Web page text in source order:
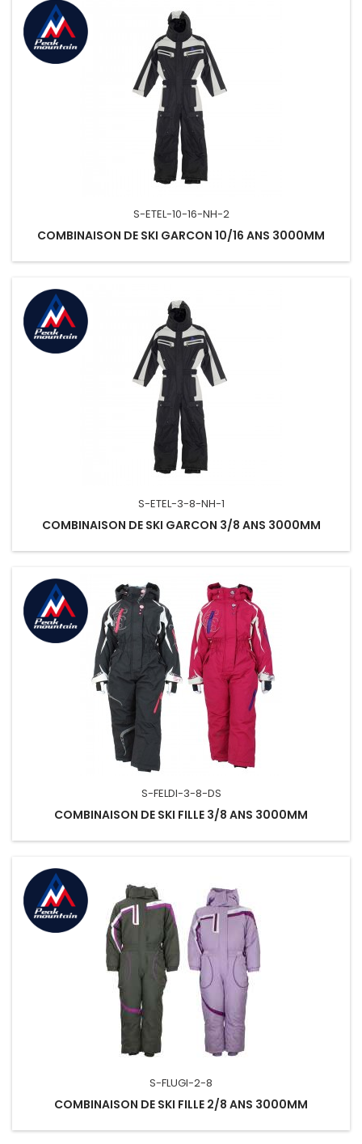
S-ETEL-10-16-NH-2
COMBINAISON DE SKI GARCON 10/16 ANS 3000MM
S-ETEL-3-8-NH-1
COMBINAISON DE SKI GARCON 3/8 ANS 3000MM
S-FELDI-3-8-DS
COMBINAISON DE SKI FILLE 3/8 ANS 3000MM
S-FLUGI-2-8
COMBINAISON DE SKI FILLE 2/8 ANS 3000MM